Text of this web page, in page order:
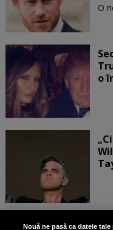
O
o
Nouă ne pasă ca datele